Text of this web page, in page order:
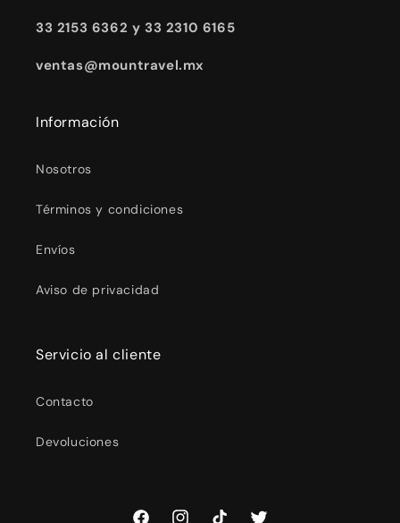
33 2153 6362 y 33 2310 6165
ventas@mountravel.mx
Información
Nosotros
Términos y condiciones
Envíos
Aviso de privacidad
Servicio al cliente
Contacto
Devoluciones